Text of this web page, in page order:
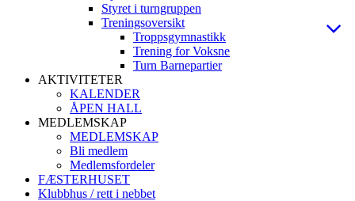
Styret i turngruppen
Treningsoversikt
Troppsgymnastikk
Trening for Voksne
Turn Barnepartier
AKTIVITETER
KALENDER
ÅPEN HALL
MEDLEMSKAP
MEDLEMSKAP
Bli medlem
Medlemsfordeler
FÆSTERHUSET
Klubbhus / rett i nebbet